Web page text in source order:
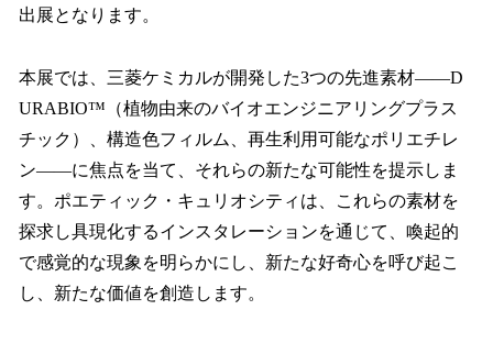
出展となります。
本展では、三菱ケミカルが開発した3つの先進素材——D
URABIO™（植物由来のバイオエンジニアリングプラス
チック）、構造色フィルム、再生利用可能なポリエチレ
ン——に焦点を当て、それらの新たな可能性を提示しま
す。ポエティック・キュリオシティは、これらの素材を
探求し具現化するインスタレーションを通じて、喚起的
で感覚的な現象を明らかにし、新たな好奇心を呼び起こ
し、新たな価値を創造します。